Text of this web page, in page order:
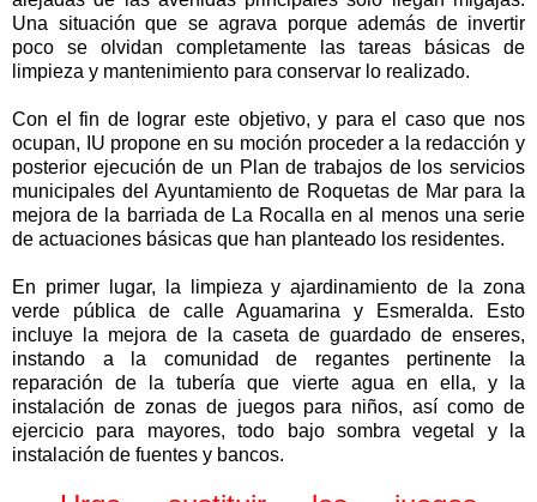
Una situación que se agrava porque además de invertir
poco se olvidan completamente las tareas básicas de
limpieza y mantenimiento para conservar lo realizado.
Con el fin de lograr este objetivo, y para el caso que nos
ocupan, IU propone en su moción proceder a la redacción y
posterior ejecución de un Plan de trabajos de los servicios
municipales del Ayuntamiento de Roquetas de Mar para la
mejora de la barriada de La Rocalla en al menos una serie
de actuaciones básicas que han planteado los residentes.
En primer lugar, la limpieza y ajardinamiento de la zona
verde pública de calle Aguamarina y Esmeralda. Esto
incluye la mejora de la caseta de guardado de enseres,
instando a la comunidad de regantes pertinente la
reparación de la tubería que vierte agua en ella, y la
instalación de zonas de juegos para niños, así como de
ejercicio para mayores, todo bajo sombra vegetal y la
instalación de fuentes y bancos.